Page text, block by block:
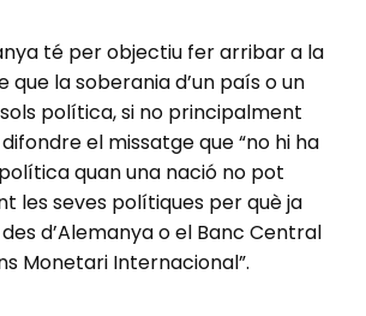
té per objectiu fer arribar a la
que la soberania d’un país o un
política, si no principalment
el missatge que “no hi ha
quan una nació no pot
les seves polítiques per què ja
d’Alemanya o el Banc Central
Monetari Internacional”.